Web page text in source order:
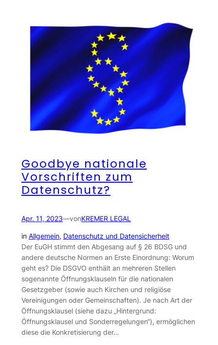
Goodbye nationale
Vorschriften zum
Datenschutz?
Apr. 11, 2023—vonKREMER LEGAL
in Allgemein, Datenschutz und Datensicherheit
Der EuGH stimmt den Abgesang auf § 26 BDSG und
andere deutsche Normen an Erste Einordnung: Worum
geht es? Die DSGVO enthält an mehreren Stellen
sogenannte Öffnungsklauseln für die nationalen
Gesetzgeber (sowie auch Kirchen und religiöse
Vereinigungen oder Gemeinschaften). Je nach Art der
Öffnungsklausel (siehe dazu „Hintergrund:
Öffnungsklausel und Sonderregelungen“), ermöglichen
diese die Konkretisierung der…